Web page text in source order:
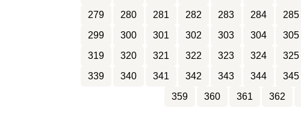
279
280 281 282 283 284 285
299
300 301 302 303 304 305
319
320 321 322 323 324 325
339
340 341 342 343 344 345
359
360 361 362